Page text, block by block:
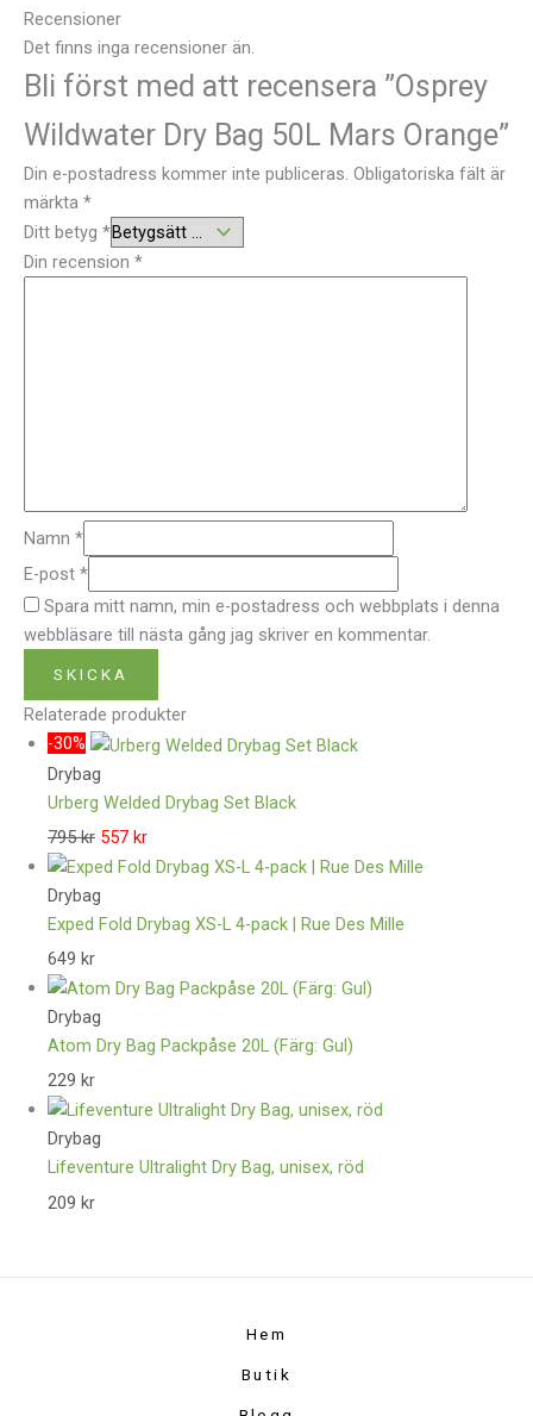
Recensioner
Det finns inga recensioner än.
Bli först med att recensera ”Osprey
Wildwater Dry Bag 50L Mars Orange”
Din e-postadress kommer inte publiceras. Obligatoriska fält är
märkta *
Ditt betyg *
Din recension *
Namn *
E-post *
Spara mitt namn, min e-postadress och webbplats i denna
webbläsare till nästa gång jag skriver en kommentar.
Relaterade produkter
-30%
Drybag
Urberg Welded Drybag Set Black
795kr 557 kr
Drybag
Exped Fold Drybag XS-L 4-pack | Rue Des Mille
649 kr
Drybag
Atom Dry Bag Packpåse 20L (Färg: Gul)
229 kr
Drybag
Lifeventure Ultralight Dry Bag, unisex, röd
209 kr
Hem
Butik